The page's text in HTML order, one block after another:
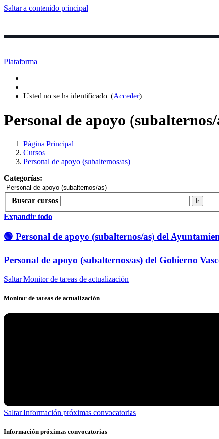
Saltar a contenido principal
Plataforma
Usted no se ha identificado. (Acceder)
Personal de apoyo (subalternos/
Página Principal
Cursos
Personal de apoyo (subalternos/as)
Categorías:
Buscar cursos Ir
Expandir todo
🟢 Personal de apoyo (subalternos/as) del
Personal de apoyo (subalternos/as) del Gobierno
Saltar Monitor de tareas de actualización
Monitor de tareas de actualización
Saltar Información próximas convocatorias
Información próximas convocatorias